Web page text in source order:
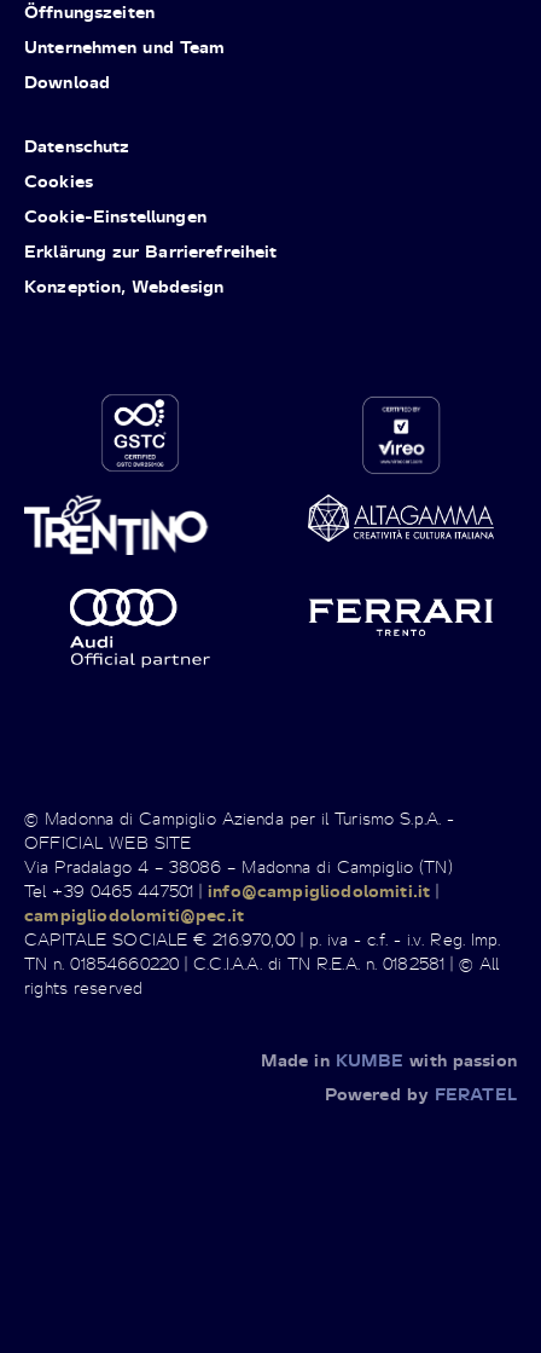
Öffnungszeiten
Unternehmen und Team
Download
Datenschutz
Cookies
Cookie-Einstellungen
Erklärung zur Barrierefreiheit
Konzeption, Webdesign
© Madonna di Campiglio Azienda per il Turismo S.p.A. -
OFFICIAL WEB SITE
Via Pradalago 4 – 38086 – Madonna di Campiglio (TN)
Tel +39 0465 447501 |info@campigliodolomiti.it |
campigliodolomiti@pec.it
CAPITALE SOCIALE € 216.970,00 | p. iva - c.f. - i.v. Reg. Imp.
TN n. 01854660220 | C.C.I.A.A. di TN R.E.A. n. 0182581 | © All
rights reserved
Made in KUMBE with passion
Powered by FERATEL